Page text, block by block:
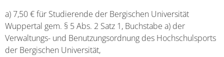
a) 7,50 € für Studierende der Bergischen Universität
Wuppertal gem. § 5 Abs. 2 Satz 1, Buchstabe a) der
Verwaltungs- und Benutzungsordnung des Hochschulsports
der Bergischen Universität,